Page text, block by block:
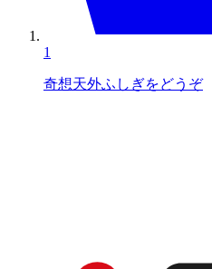
1
奇想天外ふしぎをどうぞ